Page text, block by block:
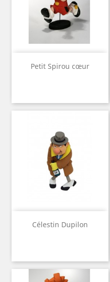
Petit Spirou cœur
Célestin Dupilon